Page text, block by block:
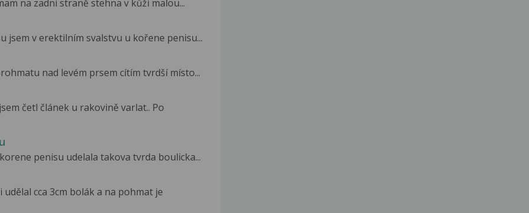
na zadni straně stehna v kůži malou...
jsem v erektilním svalstvu u kořene penisu...
nad levém prsem cítím tvrdší místo...
četl článek u rakovině varlat.. Po
penisu udelala takova tvrda boulicka...
cca 3cm bolák a na pohmat je